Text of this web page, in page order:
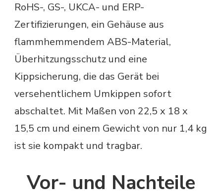
RoHS-, GS-, UKCA- und ERP-
Zertifizierungen, ein Gehäuse aus
flammhemmendem ABS-Material,
Überhitzungsschutz und eine
Kippsicherung, die das Gerät bei
versehentlichem Umkippen sofort
abschaltet. Mit Maßen von 22,5 x 18 x
15,5 cm und einem Gewicht von nur 1,4 kg
ist sie kompakt und tragbar.
Vor- und Nachteile